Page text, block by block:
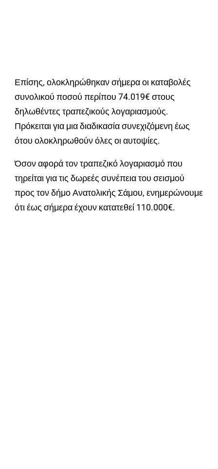
Επίσης, ολοκληρώθηκαν σήμερα οι καταβολές
συνολικού ποσού περίπου 74.019€ στους
δηλωθέντες τραπεζικούς λογαριασμούς.
Πρόκειται για μια διαδικασία συνεχιζόμενη έως
ότου ολοκληρωθούν όλες οι αυτοψίες.
Όσον αφορά τον τραπεζικό λογαριασμό που
τηρείται για τις δωρεές συνέπεια του σεισμού
προς τον δήμο Ανατολικής Σάμου, ενημερώνουμε
ότι έως σήμερα έχουν κατατεθεί 110.000€.